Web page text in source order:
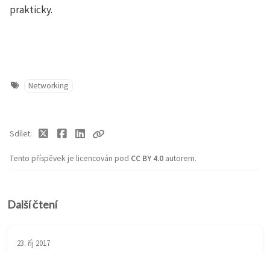
prakticky.
Networking
Tento příspěvek je licencován pod CC BY 4.0 autorem.
Sdílet
Další čtení
23. říj 2017